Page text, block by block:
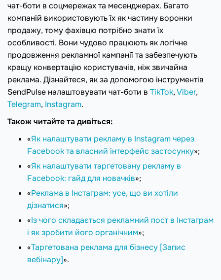
чат-боти в соцмережах та месенджерах. Багато
компаній використовують їх як частину воронки
продажу, тому фахівцю потрібно знати їх
особливості. Вони чудово працюють як логічне
продовження рекламної кампанії та забезпечують
кращу конвертацію користувачів, ніж звичайна
реклама. Дізнайтеся, як за допомогою інструментів
SendPulse налаштовувати чат-боти в TikTok,Viber,
Telegram, Instagram.
Також читайте та дивіться:
«Як налаштувати рекламу в Instagram через
Facebook та власний інтерфейс застосунку»;
«Як налаштувати таргетовану рекламу в
Facebook: гайд для новачків»;
«Реклама в Інстаграм: усе, що ви хотіли
дізнатися»;
«Із чого складається рекламний пост в Інстаграм
і як зробити його органічним»;
«Таргетована реклама для бізнесу [Запис
вебінару]».